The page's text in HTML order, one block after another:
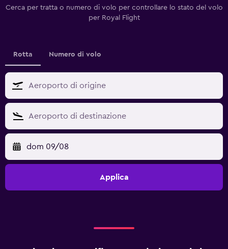
Cerca per tratta o numero di volo per controllare lo stato del volo
per Royal Flight
Rotta Numero di volo
dom 09/08
Applica